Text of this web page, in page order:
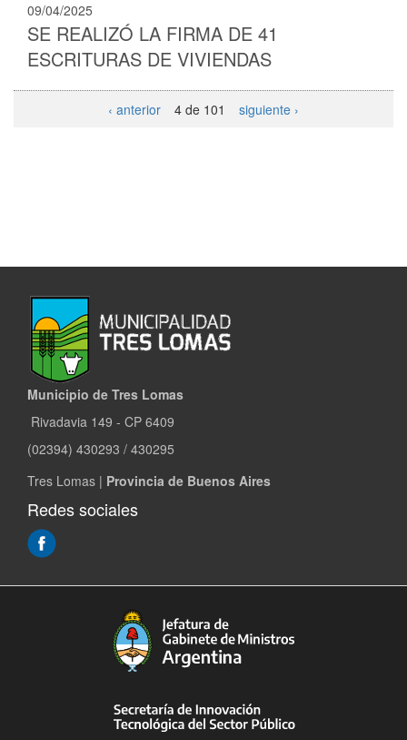
09/04/2025
SE REALIZÓ LA FIRMA DE 41
ESCRITURAS DE VIVIENDAS
‹ anterior 4 de 101 siguiente ›
Municipio de Tres Lomas
Rivadavia 149 - CP 6409
(02394) 430293 / 430295
Tres Lomas | Provincia de Buenos Aires
Redes sociales